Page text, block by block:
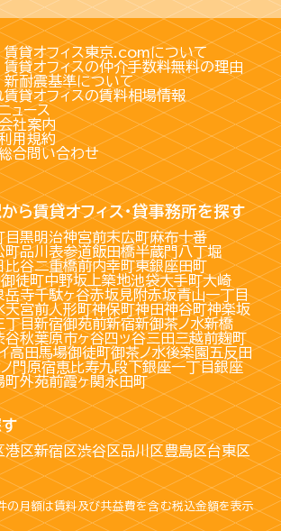
賃貸オフィス東京.comについて
賃貸オフィスの仲介手数料無料の理由
新耐震基準について
賃貸オフィスの賃料相場情報
ニュース
社案内
用規約
合問い合わせ
ら賃貸オフィス・貸事務所を探す
目黒明治神宮前末広町麻布十番
町品川 表参道飯田橋半蔵門八丁堀
比谷二重橋前内幸町東銀座田町
徒町中野坂上築地池袋大手町大崎
岳寺千駄ヶ谷赤坂見附赤坂青山一丁目
天宮前人形町神保町神田神谷町神楽坂
丁目新宿御苑前新宿新御茶ノ水新橋
谷秋葉原市ヶ谷四ッ谷三田三越前麹町
高田馬場御徒町御茶ノ水後楽園五反田
門原宿恵比寿九段下銀座一丁目銀座
町外苑前霞ヶ関永田町
港区新宿区渋谷区品川区豊島区台東区
の月額は賃料及び共益費を含む税込金額を表示